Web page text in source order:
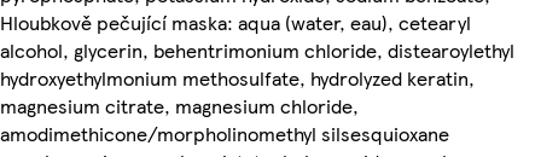
Hloubkově pečující maska: aqua (water, eau), cetearyl
alcohol, glycerin, behentrimonium chloride, distearoylethyl
hydroxyethylmonium methosulfate, hydrolyzed keratin,
magnesium citrate, magnesium chloride,
amodimethicone/morpholinomethyl silsesquioxane